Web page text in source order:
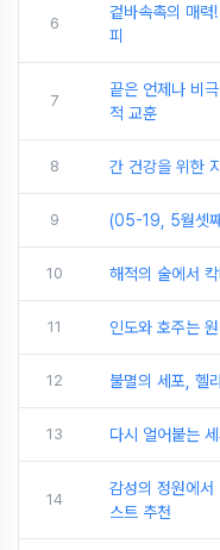
6
겉바속촉의 매력
피
7
끝은 언제나 비
적 교훈
8 간 건강을 위한
9 (05-19, 5월셋
10 해적의 술에서
11 인도와 호주는
12 불멸의 세포, 헬
13 다시 얼어붙는
14
감성의 정원에
스트 추천